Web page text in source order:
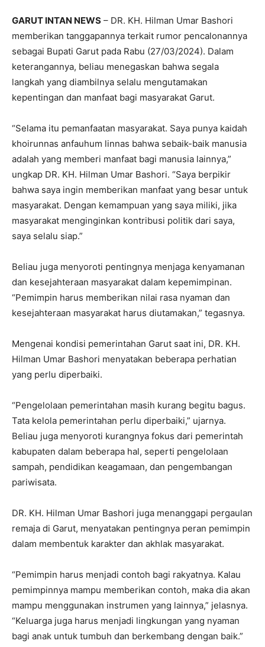
GARUT INTAN NEWS – DR. KH. Hilman Umar Bashori
memberikan tanggapannya terkait rumor pencalonannya
sebagai Bupati Garut pada Rabu (27/03/2024). Dalam
keterangannya, beliau menegaskan bahwa segala
langkah yang diambilnya selalu mengutamakan
kepentingan dan manfaat bagi masyarakat Garut.
“Selama itu pemanfaatan masyarakat. Saya punya kaidah
khoirunnas anfauhum linnas bahwa sebaik-baik manusia
adalah yang memberi manfaat bagi manusia lainnya,”
ungkap DR. KH. Hilman Umar Bashori. “Saya berpikir
bahwa saya ingin memberikan manfaat yang besar untuk
masyarakat. Dengan kemampuan yang saya miliki, jika
masyarakat menginginkan kontribusi politik dari saya,
saya selalu siap.”
Beliau juga menyoroti pentingnya menjaga kenyamanan
dan kesejahteraan masyarakat dalam kepemimpinan.
“Pemimpin harus memberikan nilai rasa nyaman dan
kesejahteraan masyarakat harus diutamakan,” tegasnya.
Mengenai kondisi pemerintahan Garut saat ini, DR. KH.
Hilman Umar Bashori menyatakan beberapa perhatian
yang perlu diperbaiki.
“Pengelolaan pemerintahan masih kurang begitu bagus.
Tata kelola pemerintahan perlu diperbaiki,” ujarnya.
Beliau juga menyoroti kurangnya fokus dari pemerintah
kabupaten dalam beberapa hal, seperti pengelolaan
sampah, pendidikan keagamaan, dan pengembangan
pariwisata.
DR. KH. Hilman Umar Bashori juga menanggapi pergaulan
remaja di Garut, menyatakan pentingnya peran pemimpin
dalam membentuk karakter dan akhlak masyarakat.
“Pemimpin harus menjadi contoh bagi rakyatnya. Kalau
pemimpinnya mampu memberikan contoh, maka dia akan
mampu menggunakan instrumen yang lainnya,” jelasnya.
“Keluarga juga harus menjadi lingkungan yang nyaman
bagi anak untuk tumbuh dan berkembang dengan baik.”